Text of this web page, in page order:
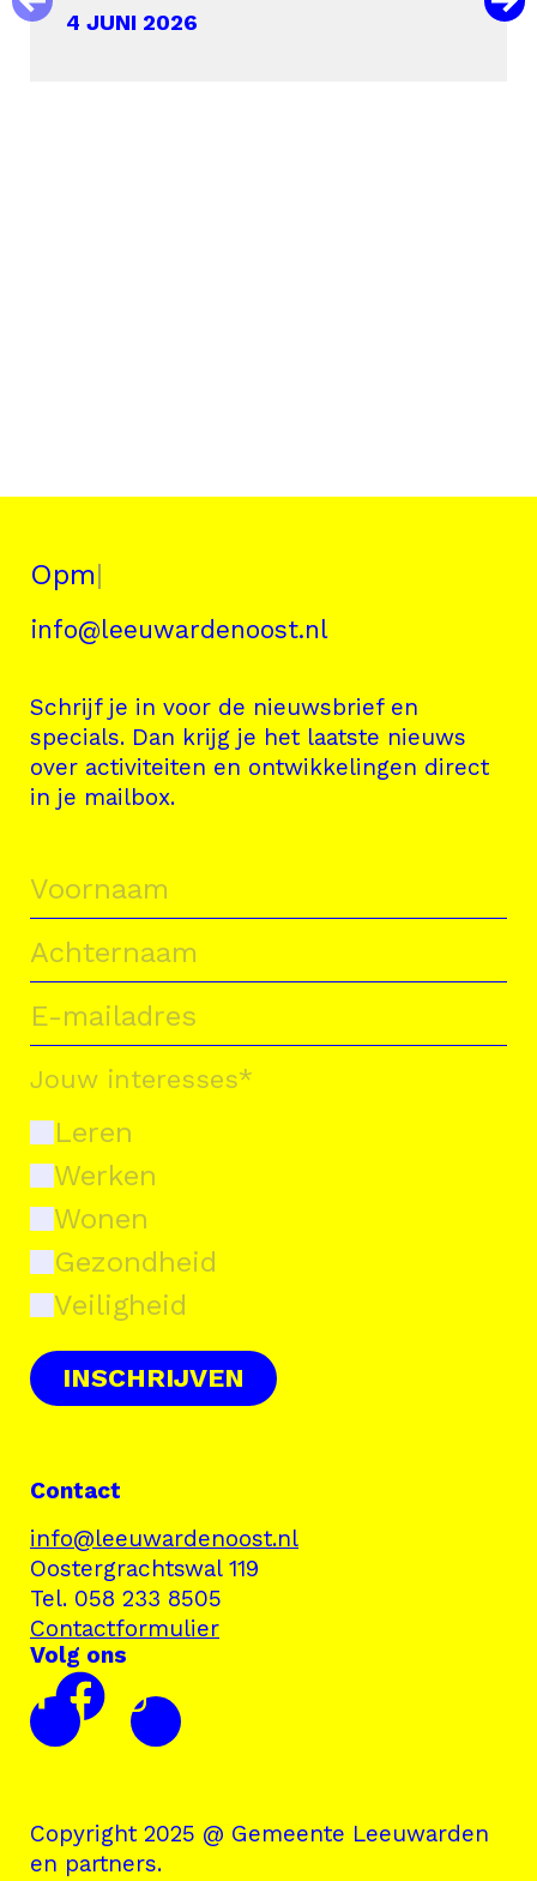
4 JUNI 2026
|
info@leeuwardenoost.nl
Schrijf je in voor de nieuwsbrief en
specials. Dan krijg je het laatste nieuws
over activiteiten en ontwikkelingen direct
in je mailbox.
Jouw interesses*
Leren
Werken
Wonen
Gezondheid
Veiligheid
INSCHRIJVEN
Contact
info@leeuwardenoost.nl
Oostergrachtswal 119
Tel. 058 233 8505
Contactformulier
Volg ons
Copyright 2025 @ Gemeente Leeuwarden
en partners.